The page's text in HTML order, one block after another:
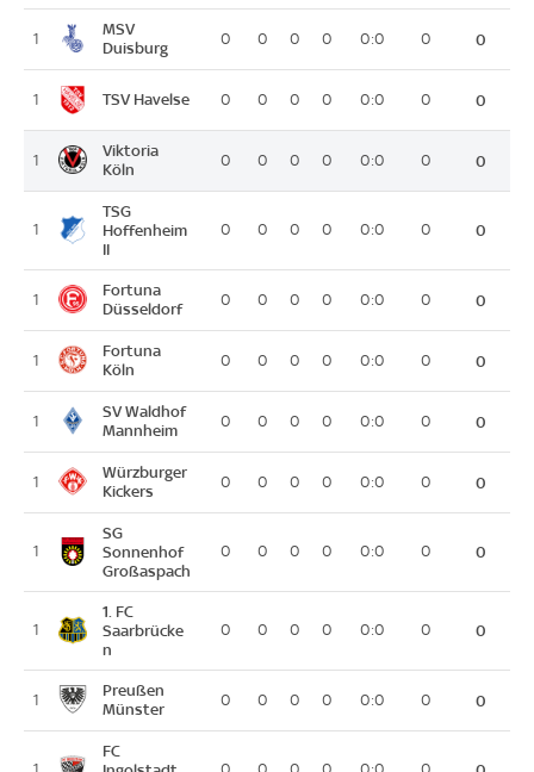
1
MSV
Duisburg
0 0 0 0 0:0 0 0
1 TSV Havelse 0 0 0 0 0:0 0 0
1
Viktoria
Köln
0 0 0 0 0:0 0 0
1
TSG
Hoffenheim
II
0 0 0 0 0:0 0 0
1
Fortuna
Düsseldorf
0 0 0 0 0:0 0 0
1
Fortuna
Köln
0 0 0 0 0:0 0 0
1
SV Waldhof
Mannheim
0 0 0 0 0:0 0 0
1
Würzburger
Kickers
0 0 0 0 0:0 0 0
1
SG
Sonnenhof
Großaspach
0 0 0 0 0:0 0 0
1
1. FC
Saarbrücke
n
0 0 0 0 0:0 0 0
1
Preußen
Münster
0 0 0 0 0:0 0 0
FC